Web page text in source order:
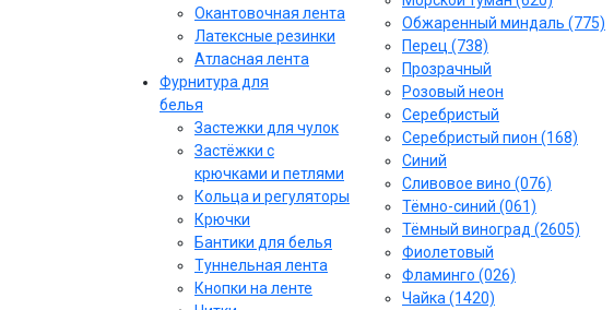
Окантовочная лента
Латексные резинки
Атласная лента
Фурнитура для
белья
Застежки для чулок
Застёжки с
крючками и петлями
Кольца и регуляторы
Крючки
Бантики для белья
Туннельная лента
Кнопки на ленте
Обжаренный миндаль (775)
Перец (738)
Прозрачный
Розовый неон
Серебристый
Серебристый пион (168)
Синий
Сливовое вино (076)
Тёмно-синий (061)
Тёмный виноград (2605)
Фиолетовый
Фламинго (026)
Чайка (1420)